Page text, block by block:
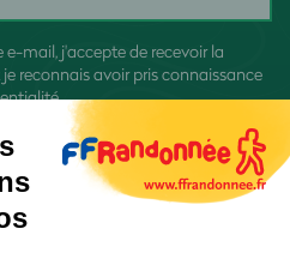
mail, j'accepte de recevoir la
reconnais avoir pris connaissance